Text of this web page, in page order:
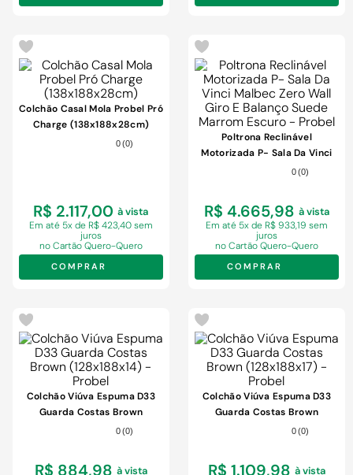
Colchão Casal Mola Probel Pró
Charge (138x188x28cm)
0 (0)
R$ 2.117,00 à vista
Em até 5x de R$ 423,40 sem
juros
no Cartão Quero-Quero
COMPRAR
Poltrona Reclinável
Motorizada P- Sala Da Vinci
Malbec Zero Wall Giro E
0 (0)
R$ 4.665,98 à vista
Em até 5x de R$ 933,19 sem
juros
no Cartão Quero-Quero
COMPRAR
Colchão Viúva Espuma D33
Guarda Costas Brown
(128x188x14) - Probel
0 (0)
R$ 884,98 à vista
Colchão Viúva Espuma D33
Guarda Costas Brown
(128x188x17) - Probel
0 (0)
R$ 1.109,98 à vista